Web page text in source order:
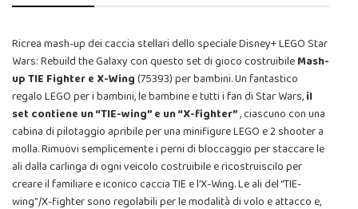
Ricrea mash-up dei caccia stellari dello speciale Disney+ LEGO Star
Wars: Rebuild the Galaxy con questo set di gioco costruibileMash-
up TIE Fighter e X-Wing(75393) per bambini. Un fantastico
regalo LEGO per i bambini, le bambine e tutti i fan di Star Wars,il
set contiene un “TIE-wing” e un “X-fighter”, ciascuno con una
cabina di pilotaggio apribile per una minifigure LEGO e 2 shooter a
molla. Rimuovi semplicemente i perni di bloccaggio per staccare le
ali dalla carlinga di ogni veicolo costruibile e ricostruiscilo per
creare il familiare e iconico caccia TIE e l’X-Wing. Le ali del “TIE-
wing”/X-fighter sono regolabili per le modalità di volo e attacco e,